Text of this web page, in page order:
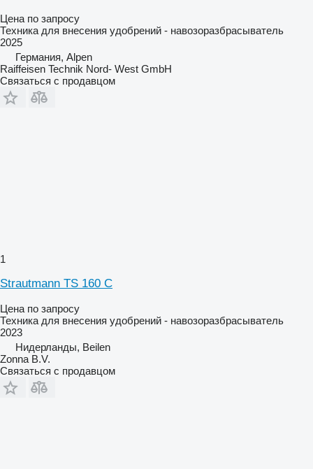
Цена по запросу
Техника для внесения удобрений - навозоразбрасыватель
2025
Германия, Alpen
Raiffeisen Technik Nord- West GmbH
Связаться с продавцом
1
Strautmann TS 160 C
Цена по запросу
Техника для внесения удобрений - навозоразбрасыватель
2023
Нидерланды, Beilen
Zonna B.V.
Связаться с продавцом